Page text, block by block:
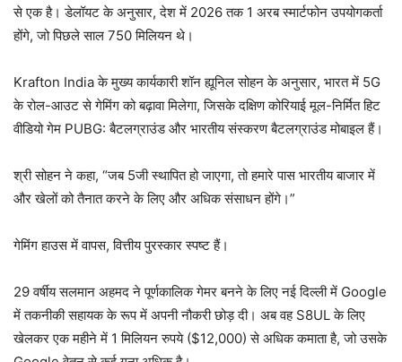
से एक है। डेलॉयट के अनुसार, देश में 2026 तक 1 अरब स्मार्टफोन उपयोगकर्ता
होंगे, जो पिछले साल 750 मिलियन थे।
Krafton India के मुख्य कार्यकारी शॉन ह्यूनिल सोहन के अनुसार, भारत में 5G
के रोल-आउट से गेमिंग को बढ़ावा मिलेगा, जिसके दक्षिण कोरियाई मूल-निर्मित हिट
वीडियो गेम PUBG: बैटलग्राउंड और भारतीय संस्करण बैटलग्राउंड मोबाइल हैं।
श्री सोहन ने कहा, “जब 5जी स्थापित हो जाएगा, तो हमारे पास भारतीय बाजार में
और खेलों को तैनात करने के लिए और अधिक संसाधन होंगे।”
गेमिंग हाउस में वापस, वित्तीय पुरस्कार स्पष्ट हैं।
29 वर्षीय सलमान अहमद ने पूर्णकालिक गेमर बनने के लिए नई दिल्ली में Google
में तकनीकी सहायक के रूप में अपनी नौकरी छोड़ दी। अब वह S8UL के लिए
खेलकर एक महीने में 1 मिलियन रुपये ($12,000) से अधिक कमाता है, जो उसके